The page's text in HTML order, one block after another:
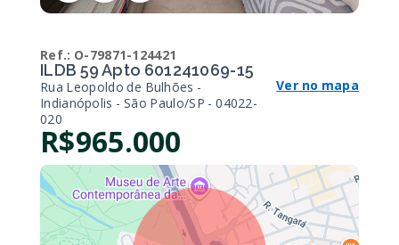
Ref.: O-79871-124421
ILDB 59 Apto 601241069-15
Rua Leopoldo de Bulhões -
Indianópolis - São Paulo/SP - 04022-
020
Ver no mapa
R$965.000